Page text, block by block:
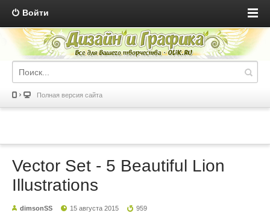
Войти
Полная версия сайта
Vector Set - 5 Beautiful Lion
Illustrations
dimsonSS 15 августа 2015 959